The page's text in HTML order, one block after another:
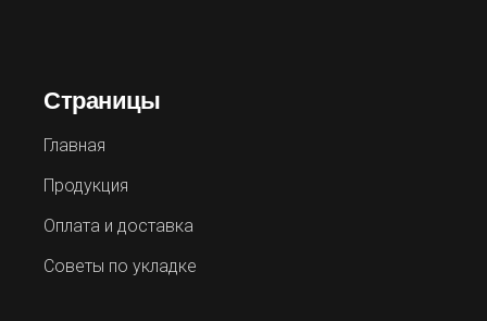
Страницы
Главная
Продукция
Оплата и доставка
Советы по укладке